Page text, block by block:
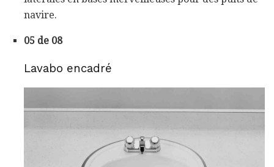
navire.
05 de 08
Lavabo encadré